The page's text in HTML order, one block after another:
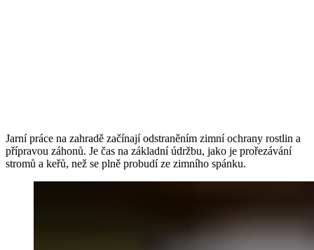
Jarní práce na zahradě začínají odstraněním zimní ochrany rostlin a
přípravou záhonů. Je čas na základní údržbu, jako je prořezávání
stromů a keřů, než se plně probudí ze zimního spánku.